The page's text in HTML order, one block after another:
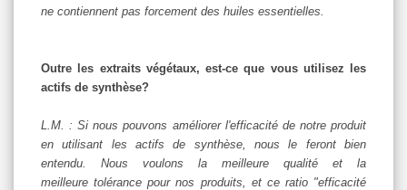
ne contiennent pas forcement des huiles essentielles.
Outre les extraits végétaux, est-ce que vous utilisez les
actifs de synthèse?
L.M. : Si nous pouvons améliorer l'efficacité de notre produit
en utilisant les actifs de synthèse, nous le feront bien
entendu. Nous voulons la meilleure qualité et la
meilleure tolérance pour nos produits, et ce ratio "efficacité